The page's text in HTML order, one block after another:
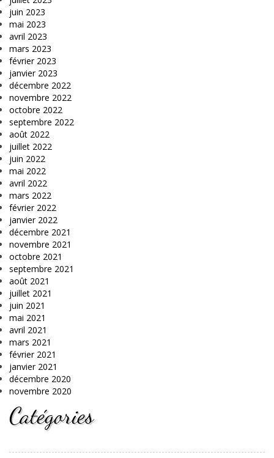
juin 2023
mai 2023
avril 2023
mars 2023
février 2023
janvier 2023
décembre 2022
novembre 2022
octobre 2022
septembre 2022
août 2022
juillet 2022
juin 2022
mai 2022
avril 2022
mars 2022
février 2022
janvier 2022
décembre 2021
novembre 2021
octobre 2021
septembre 2021
août 2021
juillet 2021
juin 2021
mai 2021
avril 2021
mars 2021
février 2021
janvier 2021
décembre 2020
novembre 2020
Catégories